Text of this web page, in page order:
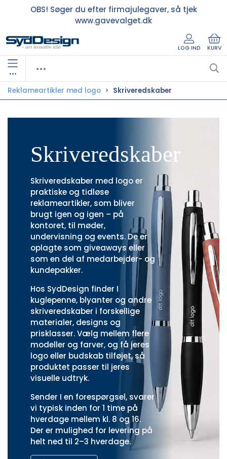
OBS! Søger du efter firmajulegaver, så tjek
www.gavevalget.dk
LOG IND KURV
•••
Reklameartikler med logo Skriveredskaber
Skriveredskaber
Skriveredskaber med logo er
praktiske og tidløse
reklameartikler, som bliver
brugt igen og igen – på
kontoret, til møder,
undervisning og events. De er
oplagte som giveaways eller
som en del af medarbejder- og
kundepakker.
Hos SydDesign finder I
kuglepenne, blyanter og andre
skriveredskaber i forskellige
materialer, designs og
prisklasser. Vælg mellem flere
modeller og farver, og få jeres
logo eller budskab tilføjet, så
produktet passer til jeres
visuelle udtryk.
Sender I en forespørgsel, svarer
vi typisk inden for 1 time på
hverdage mellem kl. 8 og 16.
Der er mulighed for levering på
helt ned til 2–3 hverdage.